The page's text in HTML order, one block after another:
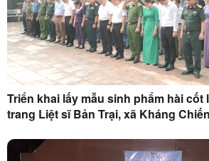
Triển khai lấy mẫu sinh phẩm hài cốt
trang Liệt sĩ Bản Trại, xã Kháng Chiến